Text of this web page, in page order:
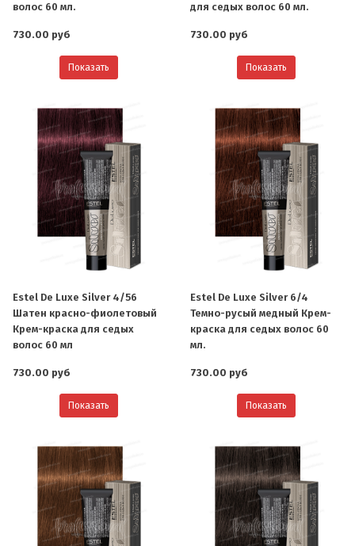
волос 60 мл.
730.00 руб
Показать
для седых волос 60 мл.
730.00 руб
Показать
Estel De Luxe Silver 4/56
Шатен красно-фиолетовый
Крем-краска для седых
волос 60 мл
730.00 руб
Показать
Estel De Luxe Silver 6/4
Темно-русый медный Крем-
краска для седых волос 60
мл.
730.00 руб
Показать